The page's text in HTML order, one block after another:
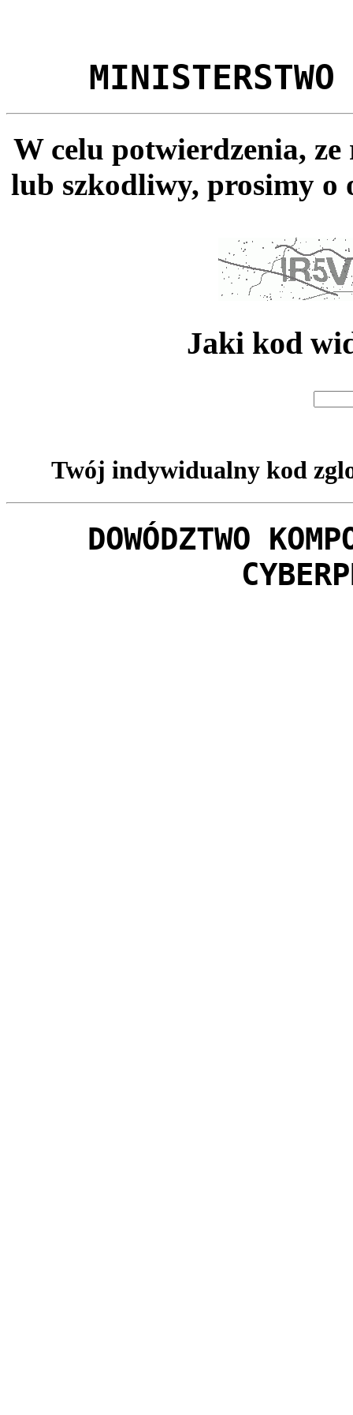
MINISTERSTWO
W celu potwierdzenia,
lub szkodliwy, prosimy o
Jaki kod
Twój indywidualny kod
DOWÓDZTWO